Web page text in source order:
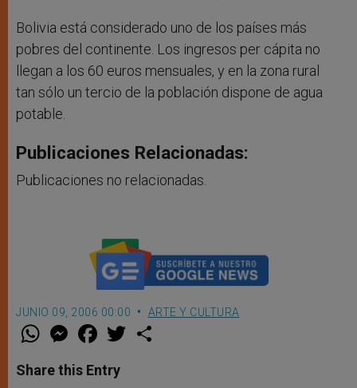
Bolivia está considerado uno de los países más
pobres del continente. Los ingresos per cápita no
llegan a los 60 euros mensuales, y en la zona rural
tan sólo un tercio de la población dispone de agua
potable.
Publicaciones Relacionadas:
Publicaciones no relacionadas.
JUNIO 09, 2006 00:00 ARTE Y CULTURA
W
t
s
M
e
s
e
F
a
e
b
w
Share this Entry